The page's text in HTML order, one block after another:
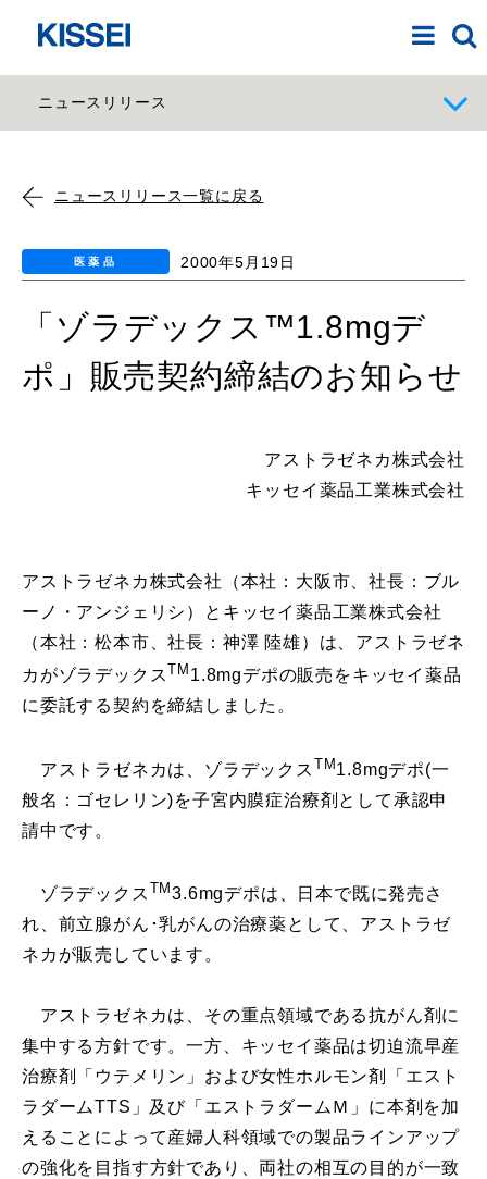
ニュースリリース
ニュースリリース一覧に戻る
医薬品 2000年5月19日
「ゾラデックス™1.8mgデ
ポ」販売契約締結のお知らせ
アストラゼネカ株式会社
キッセイ薬品工業株式会社
アストラゼネカ株式会社（本社：大阪市、社長：ブル
ーノ・アンジェリシ）とキッセイ薬品工業株式会社
（本社：松本市、社長：神澤 陸雄）は、アストラゼネ
カがゾラデックスTM 1.8mgデポの販売をキッセイ薬品
に委託する契約を締結しました。
アストラゼネカは、ゾラデックス TM1.8mgデポ(一
般名：ゴセレリン)を子宮内膜症治療剤として承認申
請中です。
ゾラデックス TM 3.6mgデポは、日本で既に発売さ
れ、前立腺がん･乳がんの治療薬として、アストラゼ
ネカが販売しています。
アストラゼネカは、その重点領域である抗がん剤に
集中する方針です。一方、キッセイ薬品は切迫流早産
治療剤「ウテメリン」および女性ホルモン剤「エスト
ラダームTTS」及び「エストラダームＭ」に本剤を加
えることによって産婦人科領域での製品ラインアップ
の強化を目指す方針であり、両社の相互の目的が一致